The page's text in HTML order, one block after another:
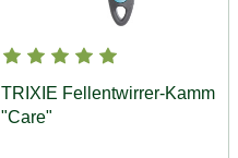
TRIXIE Fellentwirrer-Kamm
"Care"